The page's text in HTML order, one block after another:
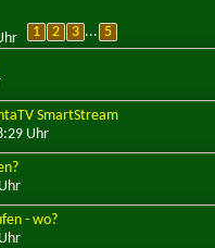
1 2 3 ... 5
SmartStream
Uhr
- wo?